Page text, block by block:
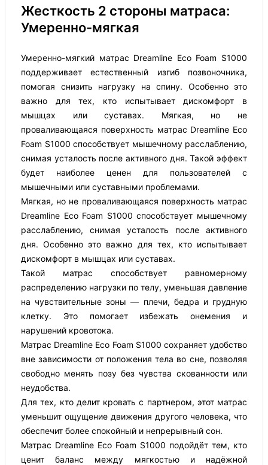
Жесткость 2 стороны матраса:
Умеренно-мягкая
Умеренно-мягкий матрас Dreamline Eco Foam S1000
поддерживает естественный изгиб позвоночника,
помогая снизить нагрузку на спину. Особенно это
важно для тех, кто испытывает дискомфорт в
мышцах или суставах. Мягкая, но не
проваливающаяся поверхность матрас Dreamline Eco
Foam S1000 способствует мышечному расслаблению,
снимая усталость после активного дня. Такой эффект
будет наиболее ценен для пользователей с
мышечными или суставными проблемами.
Мягкая, но не проваливающаяся поверхность матрас
Dreamline Eco Foam S1000 способствует мышечному
расслаблению, снимая усталость после активного
дня. Особенно это важно для тех, кто испытывает
дискомфорт в мышцах или суставах.
Такой матрас способствует равномерному
распределению нагрузки по телу, уменьшая давление
на чувствительные зоны — плечи, бедра и грудную
клетку. Это помогает избежать онемения и
нарушений кровотока.
Матрас Dreamline Eco Foam S1000 сохраняет удобство
вне зависимости от положения тела во сне, позволяя
свободно менять позу без чувства скованности или
неудобства.
Для тех, кто делит кровать с партнером, этот матрас
уменьшит ощущение движения другого человека, что
обеспечит более спокойный и непрерывный сон.
Матрас Dreamline Eco Foam S1000 подойдёт тем, кто
ценит баланс между мягкостью и надёжной